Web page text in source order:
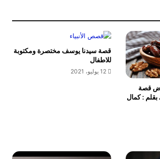
قصة
: كمال
قصة سيدنا يوسف مختصرة ومكتوبة
للاطفال
12 يوليو، 2021